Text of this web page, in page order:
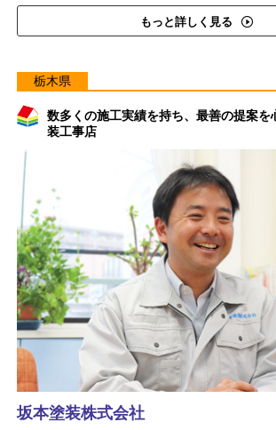
もっと詳しく見る
栃木県
数多くの施工実績を持ち、最善の提案を
装工事店
坂本塗装株式会社